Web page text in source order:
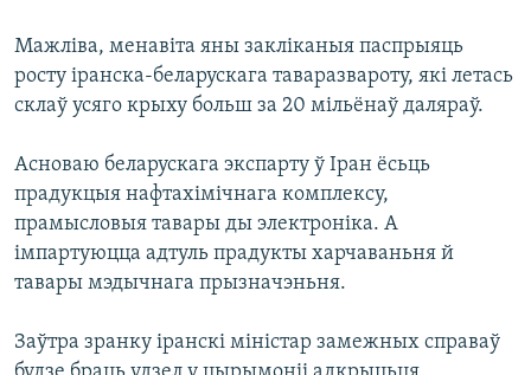
Мажліва, менавіта яны закліканыя паспрыяць
росту іранска-беларускага таваразвароту, які летась
склаў усяго крыху больш за 20 мільёнаў даляраў.
Асноваю беларускага экспарту ў Іран ёсьць
прадукцыя нафтахiмiчнага комплексу,
прамысловыя тавары ды электронiка. А
імпартуюцца адтуль прадукты харчаваньня й
тавары мэдычнага прызначэньня.
Заўтра зранку іранскі міністар замежных справаў